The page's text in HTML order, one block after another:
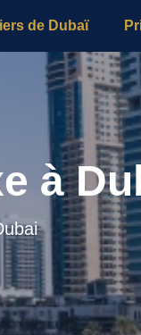
de Dubaï
à